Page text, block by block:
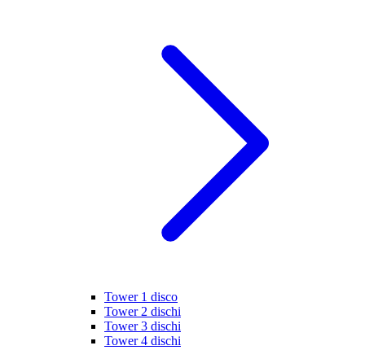
Tower 1 disco
Tower 2 dischi
Tower 3 dischi
Tower 4 dischi